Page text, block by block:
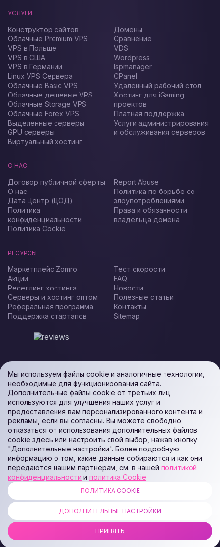
УСЛУГИ
Конструктор сайтов
Облачные Premium VPS
VPS в Польше
VPS в США
VPS в Германии
Linux VPS Сервера
Облачные Basic VPS
Облачные дешевые VPS
Облачные Storage VPS
Облачные Forex VPS
Выделенные серверы
GPU серверы
Виртуальный хостинг
Домены
Сравнение
VDS
Wordpress
Ispmanager
CPanel
Удаленный рабочий стол
Хостинг для iGaming
проектов
Платная поддержка
Услуги администрирования
и обслуживания серверов
О НАС
Договор публичной оферты
О нас
Дата Центр (ЦОД)
Политика
конфиденциальности
Политика Cookie
Report Abuse
Политика по борьбе со
злоупотреблениями
Права и обязанности
владельца домена
РЕСУРСЫ
Маркетплейс Zomro
Акции
Реселлинг хостинга
Серверы и хостинг оптом
Реферальная программа
Поддержка стартапов
Тест скорости
FAQ
Новости
Полезные статьи
Контакты
Sitemap
ALL RIGHTS RESERVED. Podaon SIA (Id: 40103450338) & WEEM TECH
1237700398374)
Мы используем файлы cookie и аналогичные технологии,
необходимые для функционирования сайта.
Дополнительные файлы cookie от третьих лиц
используются для улучшения наших услуг и
предоставления вам персонализированного контента и
рекламы, если вы согласны. Вы можете свободно
отказаться от использования дополнительных файлов
cookie здесь или настроить свой выбор, нажав кнопку
"Дополнительные настройки". Более подробную
информацию о том, какие данные собираются и как они
передаются нашим партнерам, см. в нашей политикой
конфиденциальности и политика Cookie
ПОЛИТИКА COOKIE
ДОПОЛНИТЕЛЬНЫЕ НАСТРОЙКИ
ПРИНЯТЬ